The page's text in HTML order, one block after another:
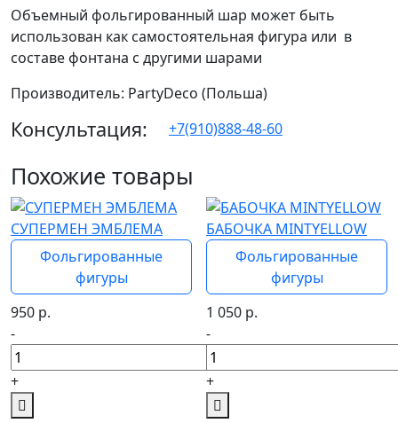
Объемный фольгированный шар может быть
использован как самостоятельная фигура или в
составе фонтана с другими шарами
Производитель: PartyDeco (Польша)
Консультация: +7(910)888-48-60
Похожие товары
СУПЕРМЕН ЭМБЛЕМА
Фольгированные
фигуры
950 р.
-
+
БАБОЧКА MINTYELLOW
Фольгированные
фигуры
1 050 р.
-
+